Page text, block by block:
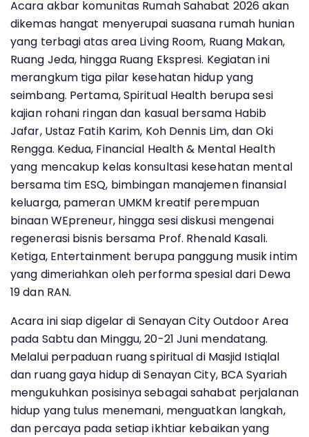
Acara akbar komunitas Rumah Sahabat 2026 akan
dikemas hangat menyerupai suasana rumah hunian
yang terbagi atas area Living Room, Ruang Makan,
Ruang Jeda, hingga Ruang Ekspresi. Kegiatan ini
merangkum tiga pilar kesehatan hidup yang
seimbang. Pertama, Spiritual Health berupa sesi
kajian rohani ringan dan kasual bersama Habib
Jafar, Ustaz Fatih Karim, Koh Dennis Lim, dan Oki
Rengga. Kedua, Financial Health & Mental Health
yang mencakup kelas konsultasi kesehatan mental
bersama tim ESQ, bimbingan manajemen finansial
keluarga, pameran UMKM kreatif perempuan
binaan WEpreneur, hingga sesi diskusi mengenai
regenerasi bisnis bersama Prof. Rhenald Kasali.
Ketiga, Entertainment berupa panggung musik intim
yang dimeriahkan oleh performa spesial dari Dewa
19 dan RAN.
Acara ini siap digelar di Senayan City Outdoor Area
pada Sabtu dan Minggu, 20-21 Juni mendatang.
Melalui perpaduan ruang spiritual di Masjid Istiqlal
dan ruang gaya hidup di Senayan City, BCA Syariah
mengukuhkan posisinya sebagai sahabat perjalanan
hidup yang tulus menemani, menguatkan langkah,
dan percaya pada setiap ikhtiar kebaikan yang